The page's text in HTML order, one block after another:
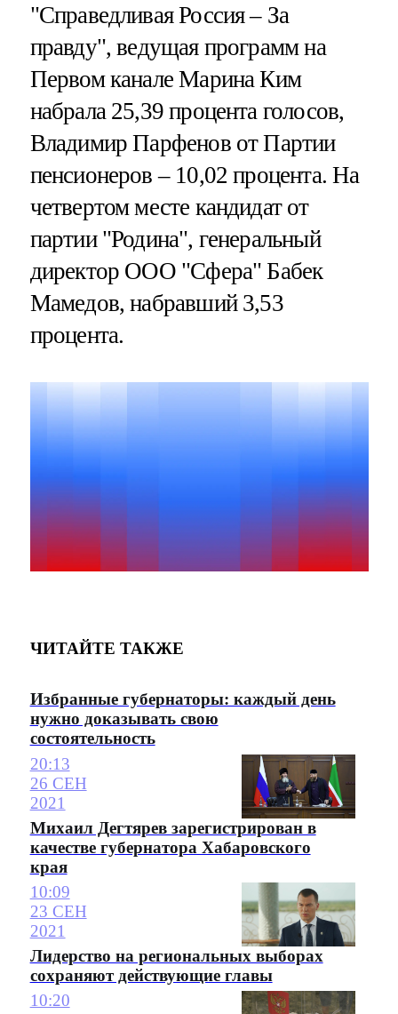
"Справедливая Россия – За
правду", ведущая программ на
Первом канале Марина Ким
набрала 25,39 процента голосов,
Владимир Парфенов от Партии
пенсионеров – 10,02 процента. На
четвертом месте кандидат от
партии "Родина", генеральный
директор ООО "Сфера" Бабек
Мамедов, набравший 3,53
процента.
ЧИТАЙТЕ ТАКЖЕ
Избранные губернаторы: каждый день
нужно доказывать свою
состоятельность
20:13
26 СЕН
2021
Михаил Дегтярев зарегистрирован в
качестве губернатора Хабаровского
края
10:09
23 СЕН
2021
Лидерство на региональных выборах
сохраняют действующие главы
10:20